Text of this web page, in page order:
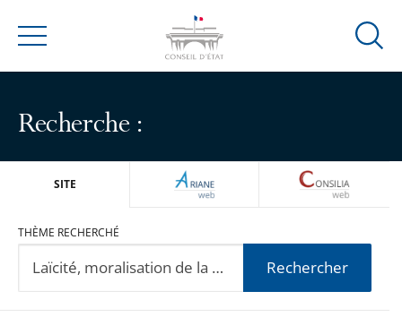
Menu
Ouvrir
Recherche :
SITE ARIANEWEB
THÈME RECHERCHÉ
Rechercher